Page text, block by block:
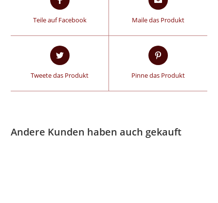
Teile auf Facebook Maile das Produkt
Tweete das Produkt Pinne das Produkt
Andere Kunden haben auch gekauft